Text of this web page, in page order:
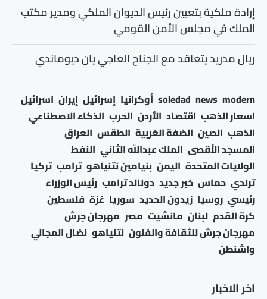
اخر الاخبار
إرادة ملكية بتعيين رئيس الديوان الملكي ومدير مكتب
الملك في مجلس الأمن القومي
ريال مدريد يتعاقد مع الجناح العاجي يان ديوماندي
modern
news
soledad أوكرانيا إسرائيل إيران اسرائيل
اسعار الذهب اقتصاد الأردن الحرب الذكاء الاصطناعي
الذهب الصين الضفة الغربية الطقس العراق
المسجد الأقصى الملك عبدالله الثاني النفط
الولايات المتحدة اليمن بنيامين نتنياهو ترامب تركيا
ترندي حماس خبر جديد دونالد ترامب رئيس الوزراء
رئيسي روسيا زيدون الحديد سوريا غزة فلسطين
كرة القدم لبنان مانشيت مصر مهرجان جرش
مهرجان جرش للثقافة والفنون نتنياهو نضال المجالي
واشنطن